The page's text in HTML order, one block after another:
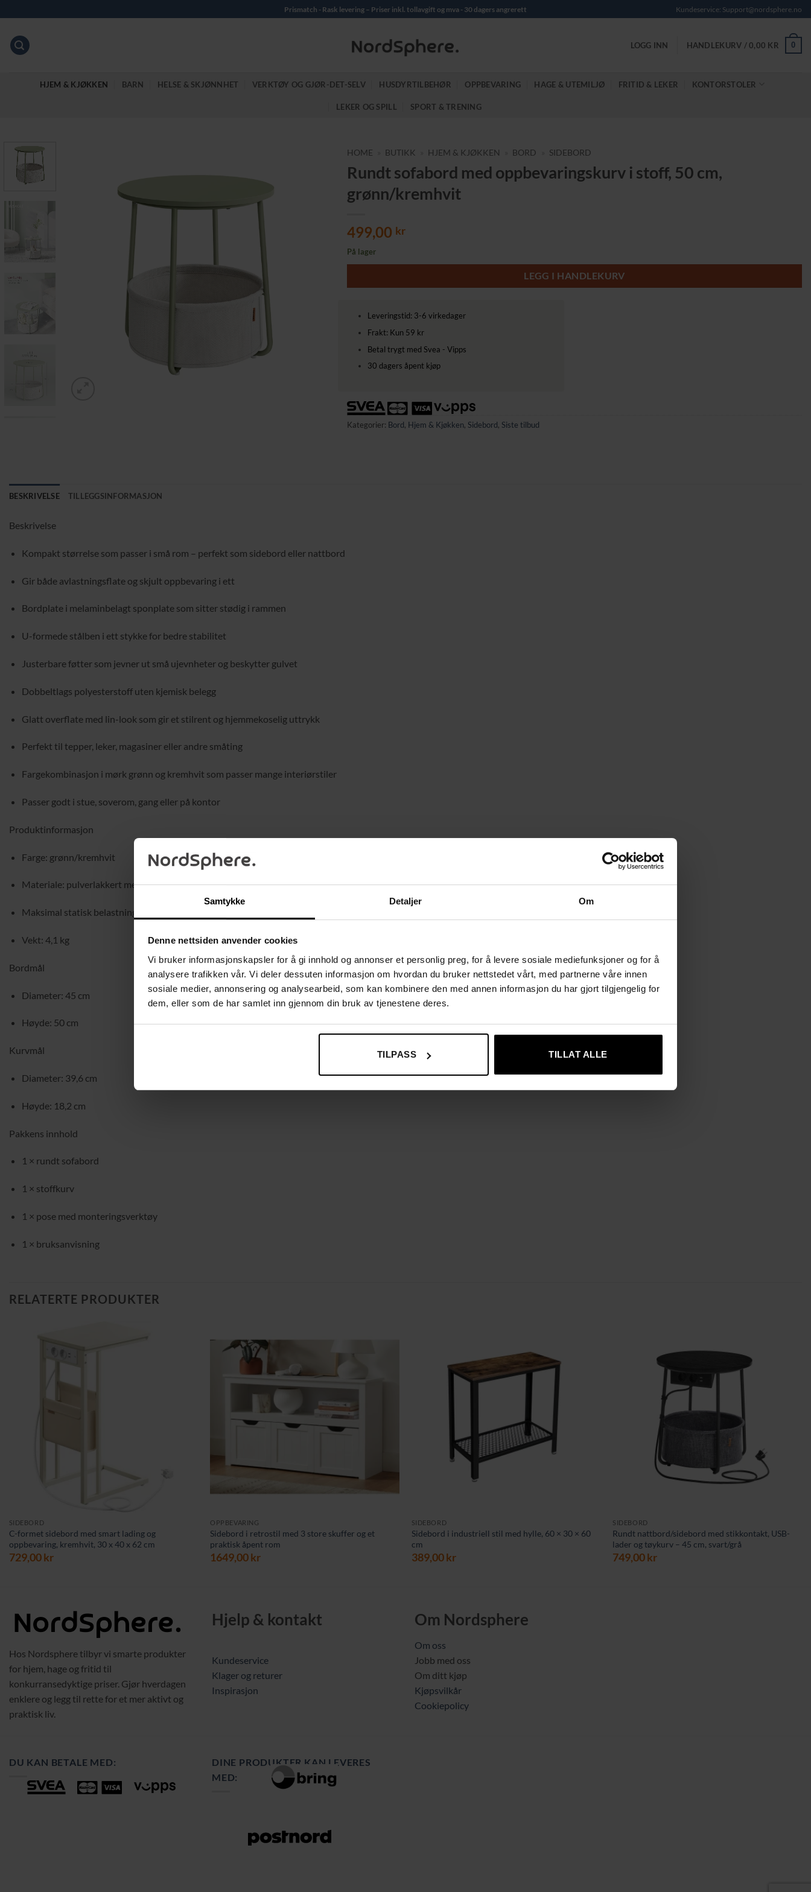
Samtykke Detaljer Om
Denne nettsiden anvender cookies
Vi bruker informasjonskapsler for å gi innhold og annonser et personlig preg, for å levere sosiale mediefunksjoner og for å
analysere trafikken vår. Vi deler dessuten informasjon om hvordan du bruker nettstedet vårt, med partnerne våre innen
sosiale medier, annonsering og analysearbeid, som kan kombinere den med annen informasjon du har gjort tilgjengelig for
dem, eller som de har samlet inn gjennom din bruk av tjenestene deres.
TILPASS TILLAT ALLE
to
content
Prismatch - Rask levering – Priser inkl. tollavgift og mva - 30 dagers angrerett Kundeservice: Support@nordsphere.no
LOGG INN HANDLEKURV /0,00 KR 0
HJEM & KJØKKEN BARN HELSE & SKJØNNHET VERKTØY OG GJØR-DET-SELV HUSDYRTILBEHØR OPPBEVARING HAGE & UTEMILJØ FRITID & LEKER KONTORSTOLER
LEKER OG SPILL SPORT & TRENING
HOME BUTIKK HJEM & KJØKKEN BORD SIDEBORD
Rundt sofabord med oppbevaringskurv i stoff, 50 cm,
grønn/kremhvit
499,00 kr
På lager
LEGG I HANDLEKURV
Leveringstid: 3-6 virkedager
Frakt: Kun 59 kr
Betal trygt med Svea - Vipps
30 dagers åpent kjøp
Kategorier: Bord, Hjem & Kjøkken, Sidebord, Siste tilbud
BESKRIVELSE TILLEGGSINFORMASJON
Beskrivelse
Kompakt størrelse som passer i små rom – perfekt som sidebord eller nattbord
Gir både avlastningsflate og skjult oppbevaring i ett
Bordplate i melaminbelagt sponplate som sitter stødig i rammen
U-formede stålben i ett stykke for bedre stabilitet
Justerbare føtter som jevner ut små ujevnheter og beskytter gulvet
Dobbeltlags polyesterstoff uten kjemisk belegg
Glatt overflate med lin-look som gir et stilrent og hjemmekoselig uttrykk
Perfekt til tepper, leker, magasiner eller andre småting
Fargekombinasjon i mørk grønn og kremhvit som passer mange interiørstiler
Passer godt i stue, soverom, gang eller på kontor
Produktinformasjon
Farge: grønn/kremhvit
Materiale: pulverlakkert metall, melaminbelagt sponplate, polyesterstoff
Maksimal statisk belastning: 35 kg
Vekt: 4,1 kg
Bordmål
Diameter: 45 cm
Høyde: 50 cm
Kurvmål
Diameter: 39,6 cm
Høyde: 18,2 cm
Pakkens innhold
1 × rundt sofabord
1 × stoffkurv
1 × pose med monteringsverktøy
1 × bruksanvisning
RELATERTE PRODUKTER
SIDEBORD
C-formet sidebord med smart lading og
oppbevaring, kremhvit, 30 x 40 x 62 cm
729,00kr
OPPBEVARING
Sidebord i retrostil med 3 store skuffer og et
praktisk åpent rom
1649,00kr
SIDEBORD
Sidebord i industriell stil med hylle, 60 × 30 × 60
cm
389,00kr
SIDEBORD
Rundt nattbord/sidebord med stikkontakt, USB-
lader og tøykurv – 45 cm, svart/grå
749,00kr
Hos Nordsphere tilbyr vi smarte produkter
for hjem, hage og fritid til
konkurransedyktige priser. Gjør hverdagen
enklere og legg til rette for et mer aktivt og
praktisk liv.
Hjelp & kontakt
Kundeservice
Klager og returer
Inspirasjon
Om Nordsphere
Om oss
Jobb med oss
Om ditt kjøp
Kjøpsvilkår
Cookiepolicy
DU KAN BETALE MED:
DINE PRODUKTER KAN LEVERES
MED: